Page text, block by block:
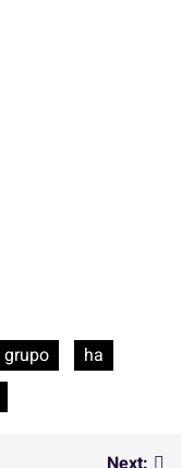
grupo
ha